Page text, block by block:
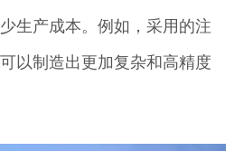
生产成本。例如，采用的注
以制造出更加复杂和高精度